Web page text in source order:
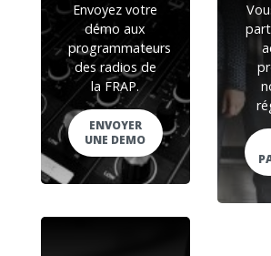
Envoyez votre
démo aux
programmateurs
des radios de
la FRAP.
ENVOYER
UNE DEMO